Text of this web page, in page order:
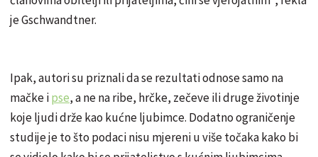
je Gschwandtner.
Ipak, autori su priznali da se rezultati odnose samo na
mačke ipse, a ne na ribe, hrčke, zečeve ili druge životinje
koje ljudi drže kao kućne ljubimce. Dodatno ograničenje
studije je to što podaci nisu mjereni u više točaka kako bi